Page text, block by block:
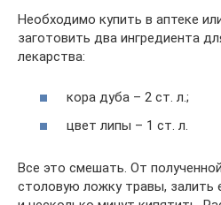
Необходимо купить в аптеке
заготовить два ингредиента
лекарства:
кора дуба – 2 ст. л.;
цвет липы – 1 ст. л.
Все это смешать. От
столовую ложку травы,